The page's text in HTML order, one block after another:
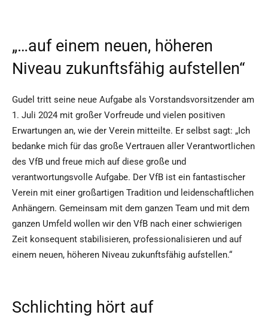
„…auf einem neuen, höheren
Niveau zukunftsfähig aufstellen“
Gudel tritt seine neue Aufgabe als Vorstandsvorsitzender am
1. Juli 2024 mit großer Vorfreude und vielen positiven
Erwartungen an, wie der Verein mitteilte. Er selbst sagt: „Ich
bedanke mich für das große Vertrauen aller Verantwortlichen
des VfB und freue mich auf diese große und
verantwortungsvolle Aufgabe. Der VfB ist ein fantastischer
Verein mit einer großartigen Tradition und leidenschaftlichen
Anhängern. Gemeinsam mit dem ganzen Team und mit dem
ganzen Umfeld wollen wir den VfB nach einer schwierigen
Zeit konsequent stabilisieren, professionalisieren und auf
einem neuen, höheren Niveau zukunftsfähig aufstellen.“
Schlichting hört auf